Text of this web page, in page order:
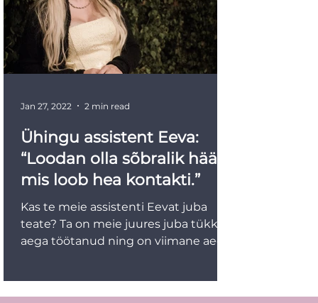
Ühingu assistent Eeva:
“Loodan olla sõbralik hääl,
mis loob hea kontakti.”
Kas te meie assistenti Eevat juba
teate? Ta on meie juures juba tükk
aega töötanud ning on viimane aeg
Jan 27, 2022 2 min read